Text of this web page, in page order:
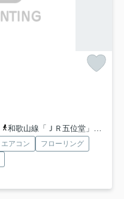
和歌山線「ＪＲ五位堂」駅 徒歩16分
エアコン
フローリング